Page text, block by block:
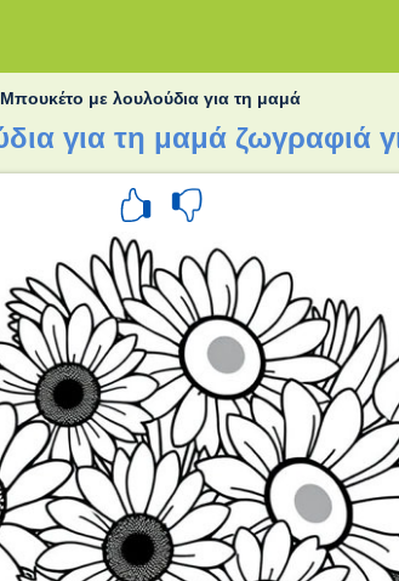
Μπουκέτο με λουλούδια για τη μαμά
για τη μαμά ζωγραφιά